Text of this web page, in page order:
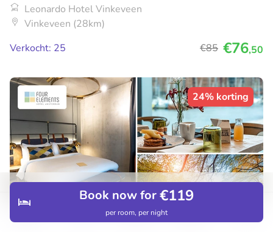
Restaurants
Book now for€119
per room, per night
Leonardo Hotel Vinkeveen
Vinkeveen (28km)
Verkocht: 25
€85 €76,50
24% korting